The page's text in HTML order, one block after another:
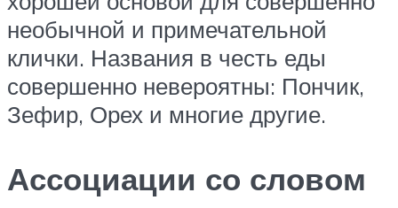
необычной и примечательной
клички. Названия в честь еды
совершенно невероятны: Пончик,
Зефир, Орех и многие другие.
Ассоциации со словом